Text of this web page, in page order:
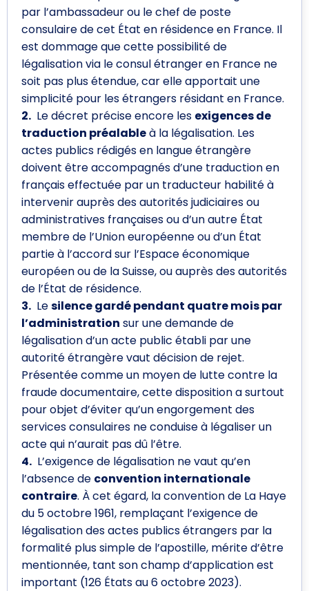
par l’ambassadeur ou le chef de poste
consulaire de cet État en résidence en France. Il
est dommage que cette possibilité de
légalisation via le consul étranger en France ne
soit pas plus étendue, car elle apportait une
simplicité pour les étrangers résidant en France.
2. Le décret précise encore les exigences de
traduction préalableà la légalisation. Les
actes publics rédigés en langue étrangère
doivent être accompagnés d’une traduction en
français effectuée par un traducteur habilité à
intervenir auprès des autorités judiciaires ou
administratives françaises ou d’un autre État
membre de l’Union européenne ou d’un État
partie à l’accord sur l’Espace économique
européen ou de la Suisse, ou auprès des autorités
de l’État de résidence.
3. Lesilence gardé pendant quatre mois par
l’administration sur une demande de
légalisation d’un acte public établi par une
autorité étrangère vaut décision de rejet.
Présentée comme un moyen de lutte contre la
fraude documentaire, cette disposition a surtout
pour objet d’éviter qu’un engorgement des
services consulaires ne conduise à légaliser un
acte qui n’aurait pas dû l’être.
4. L’exigence de légalisation ne vaut qu’en
l’absence de convention internationale
contraire. À cet égard, la convention de La Haye
du 5 octobre 1961, remplaçant l’exigence de
légalisation des actes publics étrangers par la
formalité plus simple de l’apostille, mérite d’être
mentionnée, tant son champ d’application est
important (126 États au 6 octobre 2023).